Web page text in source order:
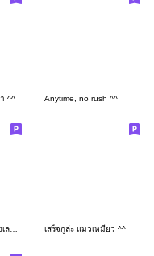
^^ Anytime, no rush ^^
เสร็จกูล่ะ แมวเหมียว ^^